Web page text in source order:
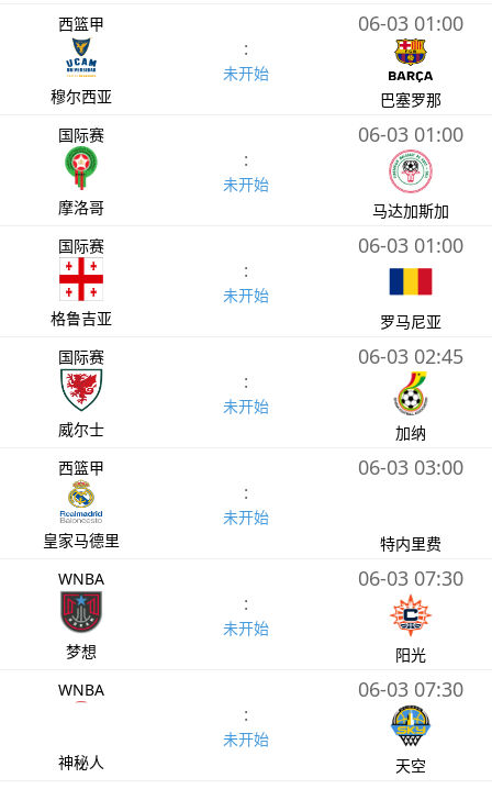
西篮甲
穆尔西亚
:
未开始
06-03 01:00
巴塞罗那
国际赛
摩洛哥
:
未开始
06-03 01:00
马达加斯加
国际赛
格鲁吉亚
:
未开始
06-03 01:00
罗马尼亚
国际赛
威尔士
:
未开始
06-03 02:45
加纳
西篮甲
皇家马德里
:
未开始
06-03 03:00
特内里费
WNBA
梦想
:
未开始
06-03 07:30
阳光
WNBA
神秘人
:
未开始
06-03 07:30
天空